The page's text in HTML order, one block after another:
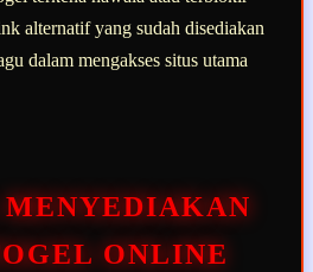
alternatif yang sudah disediakan
dalam mengakses situs utama
ONLINE